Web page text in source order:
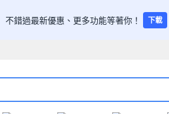
不錯過最新優惠、更多功能等著你！ 下載